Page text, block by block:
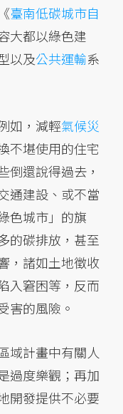
臺南低碳城市自
大都以綠色建
以及公共運輸系
如，減輕氣候災
不堪使用的住宅
倒還說得過去，
通建設、或不當
色城市」的旗
的碳排放，甚至
，諸如土地徵收
入窘困等，反而
害的風險。
域計畫中有關人
過度樂觀；再加
開發提供不必要